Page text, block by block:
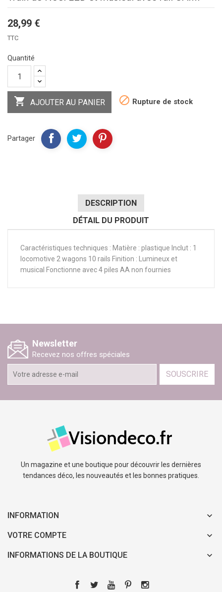
28,99 €
TTC
Quantité
 AJOUTER AU PANIER  Rupture de stock
Partager
DESCRIPTION
DÉTAIL DU PRODUIT
Caractéristiques techniques : Matière : plastique Inclut : 1
locomotive 2 wagons 10 rails Finition : Lumineux et
musical Fonctionne avec 4 piles AA non fournies
Newsletter
Recevez nos offres spéciales
SOUSCRIRE
Un magazine et une boutique pour découvrir les dernières
tendances déco, les nouveautés et les bonnes pratiques.
INFORMATION
VOTRE COMPTE
INFORMATIONS DE LA BOUTIQUE